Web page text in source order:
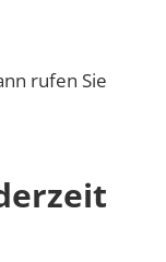
rufen Sie